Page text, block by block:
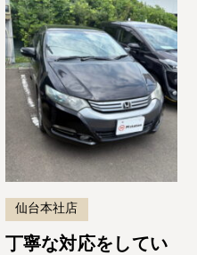
仙台本社店
丁寧な対応をしてい